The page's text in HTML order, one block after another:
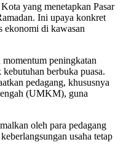
yang menetapkan Pasar
Ini upaya konkret
ekonomi di kawasan
peningkatan
berbuka puasa.
pedagang, khususnya
(UMKM), guna
oleh para pedagang
usaha tetap